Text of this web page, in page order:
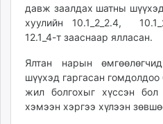
isee.mn
mglradio.com
fact.mn
itoim.mn
tumen.mn
shuum.mn
times.mn
давж заалдах шатны
хуулийн 10.1_2_2.4,
12.1_4-т зааснаар ялласан.
Ялтан нарын
шүүхэд гаргасан
жил болгохыг хүссэн бол
хэмээн хэргээ хүлээн